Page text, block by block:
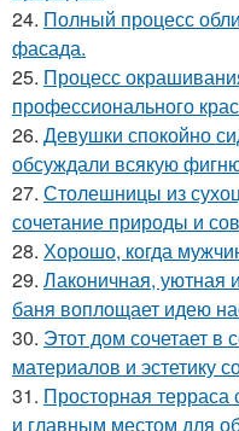
24. Полный процесс
фасада.
25. Процесс
профессионального
26. Девушки спокойно
обсуждали всякую
27. Столешницы из
сочетание природы и
28. Хорошо, когда
29. Лаконичная, уютная
баня воплощает идею
30. Этот дом сочетает в
материалов и эстетику
31. Просторная
и главным местом для